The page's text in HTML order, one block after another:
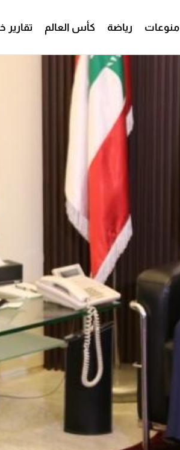
منوعات رياضة كأس العالم تقارير